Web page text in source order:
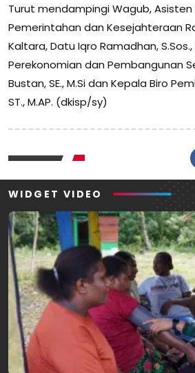
Turut mendampingi Wagub,
Pemerintahan dan Kesejahteraan
Kaltara, Datu Iqro Ramadhan,
Perekonomian dan Pembangunan
Bustan, SE., M.Si dan Kepala Biro
ST., M.AP. (dkisp/sy)
WIDGET VIDEO